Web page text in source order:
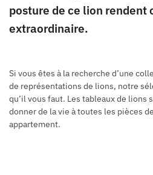
posture de ce lion
extraordinaire.
Si vous êtes à la recherche d’une
de représentations de lions, notre
qu’il vous faut. Les tableaux de lions
donner de la vie à toutes les pièces
appartement.